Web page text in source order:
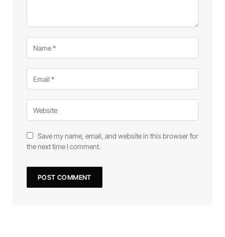
Save my name, email, and website in this browser for
the next time I comment.